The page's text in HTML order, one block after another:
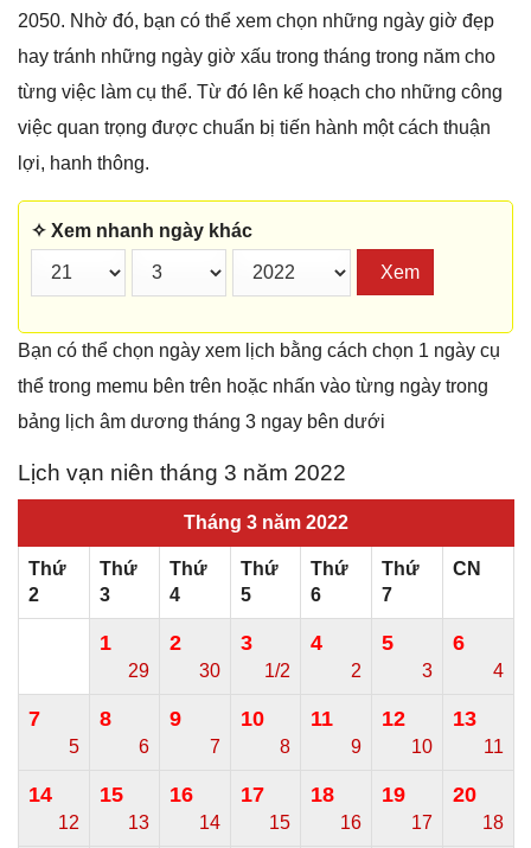
2050. Nhờ đó, bạn có thể xem chọn những ngày giờ đẹp
hay tránh những ngày giờ xấu trong tháng trong năm cho
từng việc làm cụ thể. Từ đó lên kế hoạch cho những công
việc quan trọng được chuẩn bị tiến hành một cách thuận
lợi, hanh thông.
✧ Xem nhanh ngày khác
Xem
Bạn có thể chọn ngày xem lịch bằng cách chọn 1 ngày cụ
thể trong memu bên trên hoặc nhấn vào từng ngày trong
bảng lịch âm dương tháng 3 ngay bên dưới
Lịch vạn niên tháng 3 năm 2022
Tháng 3 năm 2022
Thứ
2
Thứ
3
Thứ
4
Thứ
5
Thứ
6
Thứ
7
CN
1
29
2
30
3
1/2
4
2
5
3
6
4
7
5
8
6
9
7
10
8
11
9
12
10
13
11
14
12
15
13
16
14
17
15
18
16
19
17
20
18